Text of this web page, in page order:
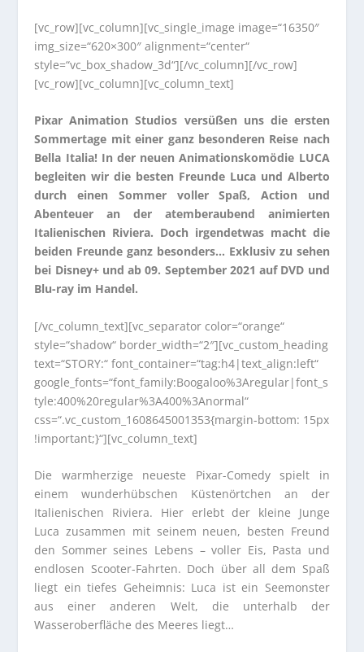
[vc_row][vc_column][vc_single_image image=“16350″
img_size=“620×300″ alignment=“center“
style=“vc_box_shadow_3d“][/vc_column][/vc_row]
[vc_row][vc_column][vc_column_text]
Pixar Animation Studios versüßen uns die ersten
Sommertage mit einer ganz besonderen Reise nach
Bella Italia! In der neuen Animationskomödie LUCA
begleiten wir die besten Freunde Luca und Alberto
durch einen Sommer voller Spaß, Action und
Abenteuer an der atemberaubend animierten
Italienischen Riviera. Doch irgendetwas macht die
beiden Freunde ganz besonders… Exklusiv zu sehen
bei Disney+ und ab 09. September 2021 auf DVD und
Blu-ray im Handel.
[/vc_column_text][vc_separator color=“orange“
style=“shadow“ border_width=“2″][vc_custom_heading
text=“STORY:“ font_container=“tag:h4|text_align:left“
google_fonts=“font_family:Boogaloo%3Aregular|font_s
tyle:400%20regular%3A400%3Anormal“
css=“.vc_custom_1608645001353{margin-bottom: 15px
!important;}“][vc_column_text]
Die warmherzige neueste Pixar-Comedy spielt in
einem wunderhübschen Küstenörtchen an der
Italienischen Riviera. Hier erlebt der kleine Junge
Luca zusammen mit seinem neuen, besten Freund
den Sommer seines Lebens – voller Eis, Pasta und
endlosen Scooter-Fahrten. Doch über all dem Spaß
liegt ein tiefes Geheimnis: Luca ist ein Seemonster
aus einer anderen Welt, die unterhalb der
Wasseroberfläche des Meeres liegt…